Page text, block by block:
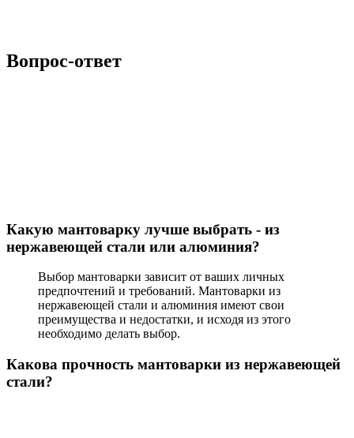
Вопрос-ответ
Какую мантоварку лучше выбрать - из
нержавеющей стали или алюминия?
Выбор мантоварки зависит от ваших личных
предпочтений и требований. Мантоварки из
нержавеющей стали и алюминия имеют свои
преимущества и недостатки, и исходя из этого
необходимо делать выбор.
Какова прочность мантоварки из нержавеющей
стали?